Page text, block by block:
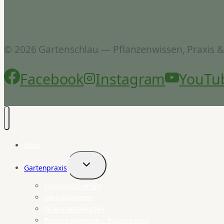
© 2026 Gartenschlau — Pflanzenwissen, Praxis
Facebook Instagram
Gartenpraxis
Untermenü
umschalten